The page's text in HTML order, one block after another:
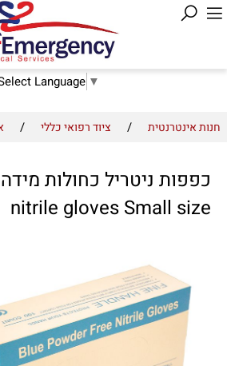
Language ▼
חנות אינטרנטית / ציוד רפואי כללי /
nitrile gloves Small size